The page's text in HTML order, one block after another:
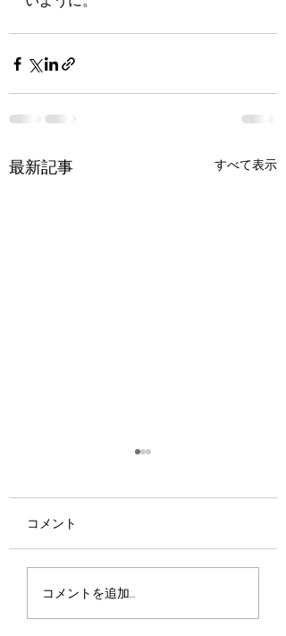
最新記事 すべて表示
君に何が優れたものが
コメント
コメントを追加…